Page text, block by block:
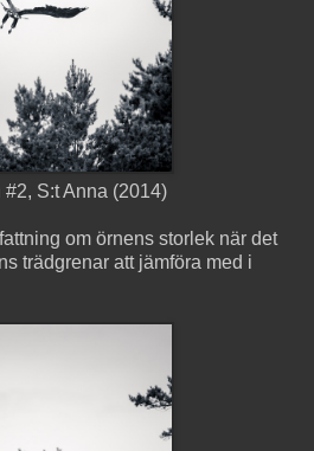
#2, S:t Anna (2014)
om örnens storlek när det
trädgrenar att jämföra med i